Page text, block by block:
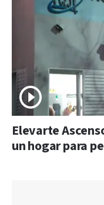
Elevarte
un hogar para